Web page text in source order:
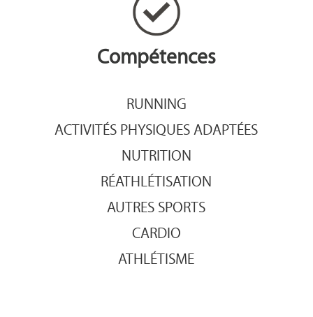
Compétences
RUNNING
ACTIVITÉS PHYSIQUES ADAPTÉES
NUTRITION
RÉATHLÉTISATION
AUTRES SPORTS
CARDIO
ATHLÉTISME